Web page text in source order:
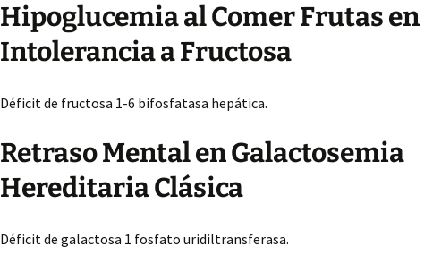
Hipoglucemia al Comer Frutas en
Intolerancia a Fructosa
Déficit de fructosa 1-6 bifosfatasa hepática.
Retraso Mental en Galactosemia
Hereditaria Clásica
Déficit de galactosa 1 fosfato uridiltransferasa.